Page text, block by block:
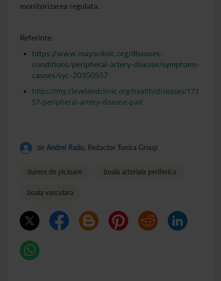
monitorizarea regulata.
Referinte:
https://www.mayoclinic.org/diseases-
conditions/peripheral-artery-disease/symptoms-
causes/syc-20350557
https://my.clevelandclinic.org/health/diseases/173
57-peripheral-artery-disease-pad
de Andrei Radu, Redactor Tonica Group
durere de picioare boala arteriala periferica
boala vasculara